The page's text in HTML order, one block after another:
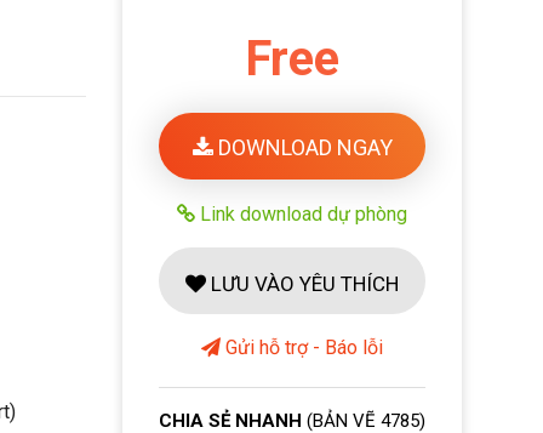
Free
DOWNLOAD NGAY
Link download dự phòng
LƯU VÀO YÊU THÍCH
Gửi hỗ trợ - Báo lỗi
CHIA SẺ NHANH (BẢN VẼ 4785)